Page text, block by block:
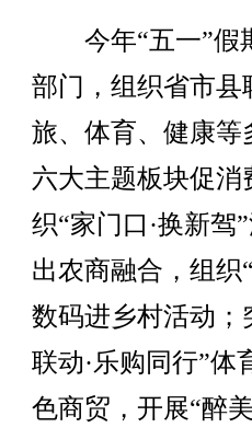
今年“五一”假
部门，组织省市县
旅、体育、健康等
六大主题板块促
织“家门口·换新驾
出农商融合，组织
数码进乡村活动；
联动·乐购同行”体
色商贸，开展“醉